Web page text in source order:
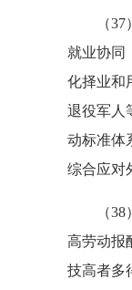
（
就业协同
化择业和
退役军人
动标准体
综合应对
（
高劳动报
技高者多